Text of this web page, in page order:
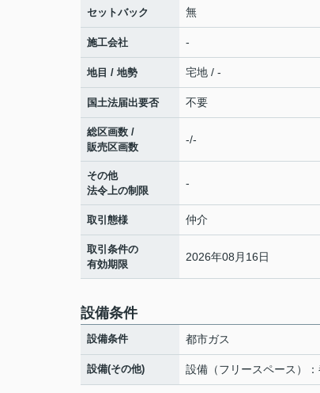
セットバック 無
施工会社 -
地目 / 地勢 宅地 / -
国土法届出要否 不要
総区画数 /
販売区画数
-/-
その他
法令上の制限
-
取引態様 仲介
取引条件の
有効期限
2026年08月16日
設備条件
設備条件 都市ガス
設備(その他) 設備（フリースペース）